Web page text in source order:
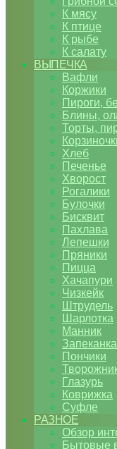
К мясу
К птице
К рыбе
К салату
ВЫПЕЧКА
Вафли
Коржики
Пироги,
Блины,
Торты,
Хлеб
Печенье
Хворост
Рогалики
Булочки
Бисквит
Пахлава
Лепешки
Пряники
Пицца
Хачапури
Чизкейк
Штрудель
Шарлотка
Манник
Запеканка
Пончики
Глазурь
Коврижка
Суфле
РАЗНОЕ
Обзор
Бытовые